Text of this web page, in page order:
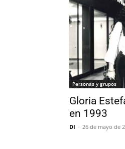
Personas y grupos
Gloria
en 1993
DI - 26 de mayo de